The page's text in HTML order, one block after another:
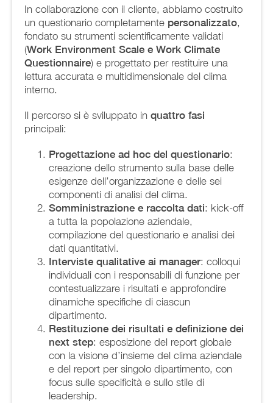
In collaborazione con il cliente, abbiamo costruito
un questionario completamente personalizzato,
fondato su strumenti scientificamente validati
(Work Environment Scale e Work Climate
Questionnaire) e progettato per restituire una
lettura accurata e multidimensionale del clima
interno.
Il percorso si è sviluppato in quattro fasi
principali:
Progettazione ad hoc del questionario:
creazione dello strumento sulla base delle
esigenze dell’organizzazione e delle sei
componenti di analisi del clima.
Somministrazione e raccolta dati: kick-off
a tutta la popolazione aziendale,
compilazione del questionario e analisi dei
dati quantitativi.
Interviste qualitative ai manager: colloqui
individuali con i responsabili di funzione per
contestualizzare i risultati e approfondire
dinamiche specifiche di ciascun
dipartimento.
Restituzione dei risultati e definizione dei
next step: esposizione del report globale
con la visione d’insieme del clima aziendale
e del report per singolo dipartimento, con
focus sulle specificità e sullo stile di
leadership.